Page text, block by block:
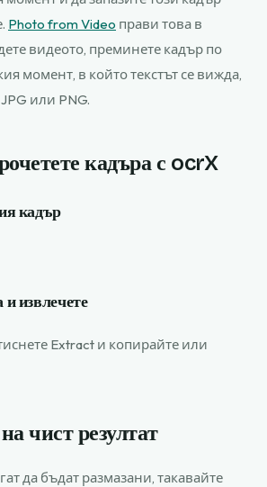
Photo from Video прави това в
видеото, преминете кадър по
момент, в който текстът се вижда,
или PNG.
кадъра с ocrX
кадър
и извлечете
Extract и копирайте или
чист резултат
да бъдат размазани, такавайте